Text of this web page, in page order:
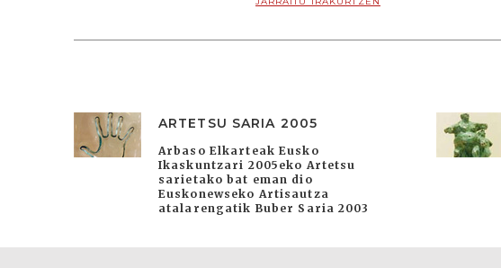
ARTETSU SARIA 2005
Arbaso Elkarteak Eusko
Ikaskuntzari 2005eko Artetsu
sarietako bat eman dio
Euskonewseko Artisautza
atalarengatik Buber Saria 2003